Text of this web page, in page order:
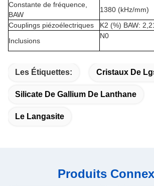
Constante de fréquence,
BAW
1380 (kHz/mm)
Couplings piézoélectriques
K2 (%) BAW:
Inclusions
N0
Les Étiquettes: Cristaux De
Silicate De Gallium De Lanthane
Le Langasite
Produits